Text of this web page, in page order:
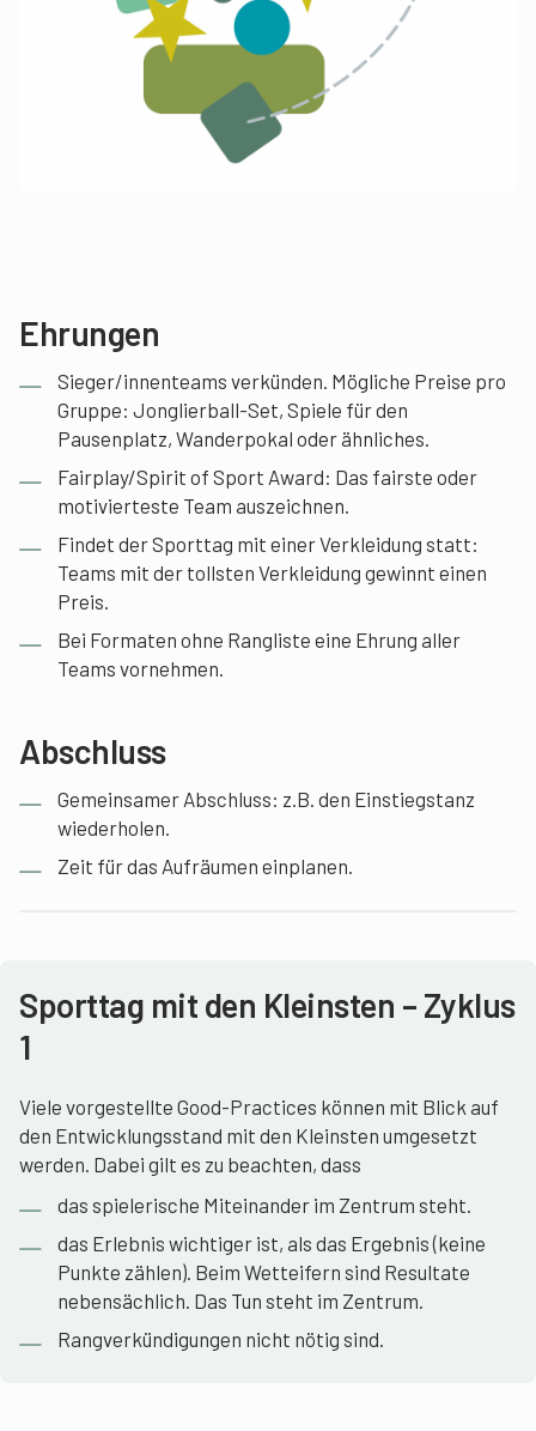
Ehrungen
Sieger/innenteams verkünden. Mögliche Preise pro
Gruppe: Jonglierball-Set, Spiele für den
Pausenplatz, Wanderpokal oder ähnliches.
Fairplay/Spirit of Sport Award: Das fairste oder
motivierteste Team auszeichnen.
Findet der Sporttag mit einer Verkleidung statt:
Teams mit der tollsten Verkleidung gewinnt einen
Preis.
Bei Formaten ohne Rangliste eine Ehrung aller
Teams vornehmen.
Abschluss
Gemeinsamer Abschluss: z.B. den Einstiegstanz
wiederholen.
Zeit für das Aufräumen einplanen.
Sporttag mit den Kleinsten – Zyklus
1
Viele vorgestellte Good-Practices können mit Blick auf
den Entwicklungsstand mit den Kleinsten umgesetzt
werden. Dabei gilt es zu beachten, dass
das spielerische Miteinander im Zentrum steht.
das Erlebnis wichtiger ist, als das Ergebnis (keine
Punkte zählen). Beim Wetteifern sind Resultate
nebensächlich. Das Tun steht im Zentrum.
Rangverkündigungen nicht nötig sind.